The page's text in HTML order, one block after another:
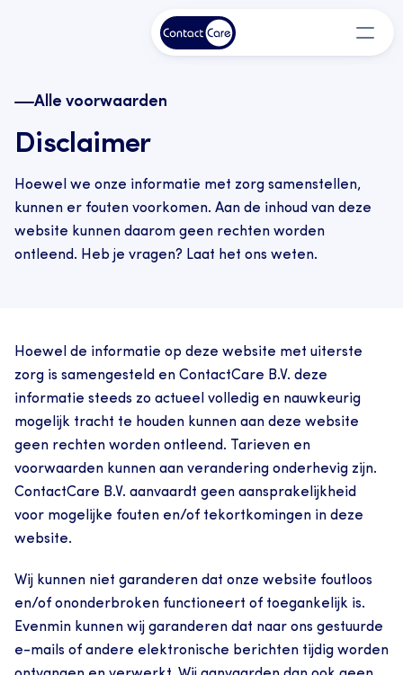
Alle voorwaarden
Disclaimer
Hoewel we onze informatie met zorg samenstellen,
kunnen er fouten voorkomen. Aan de inhoud van deze
website kunnen daarom geen rechten worden
ontleend. Heb je vragen? Laat het ons weten.
Hoewel de informatie op deze website met uiterste
zorg is samengesteld en ContactCare B.V. deze
informatie steeds zo actueel volledig en nauwkeurig
mogelijk tracht te houden kunnen aan deze website
geen rechten worden ontleend. Tarieven en
voorwaarden kunnen aan verandering onderhevig zijn.
ContactCare B.V. aanvaardt geen aansprakelijkheid
voor mogelijke fouten en/of tekortkomingen in deze
website.
Wij kunnen niet garanderen dat onze website foutloos
en/of ononderbroken functioneert of toegankelijk is.
Evenmin kunnen wij garanderen dat naar ons gestuurde
e-mails of andere elektronische berichten tijdig worden